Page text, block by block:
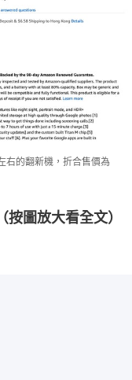
右的翻新機，折合售價為
圖放大看全文）